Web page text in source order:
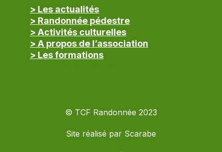
> Les actualités
> Randonnée pédestre
> Activités culturelles
> A propos de l’association
> Les formations
© TCF Randonnée 2023
Site réalisé par Scarabe